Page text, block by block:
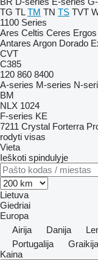
TG TL TM TN TS TVT
1100 Series
Ares Celtis Ceres Ergos
Antares Argon Dorado
CVT
C385
120 860 8400
A-series M-series N-
BM
NLX 1024
F-series KE
7211 Crystal Forterra
rodyti visas
Vieta
Ieškoti spindulyje
Lietuva
Giedriai
Europa
Airija
Danija
Portugalija
Graikija
Kaina